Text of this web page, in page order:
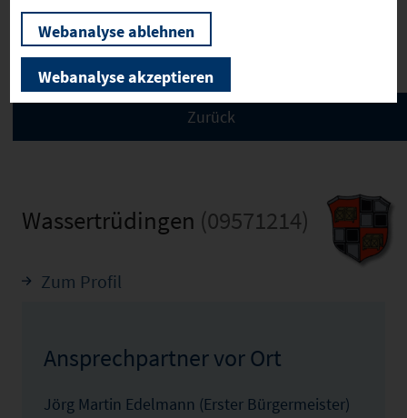
Infrastruktur
Wassertrüdingen (09571214)
Zum Profil
Ansprechpartner vor Ort
Jörg Martin Edelmann (Erster Bürgermeister)
Webanalyse ablehnen
Webanalyse akzeptieren